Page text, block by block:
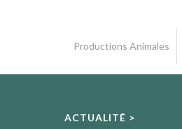
Productions Animales
ACTUALITÉ >